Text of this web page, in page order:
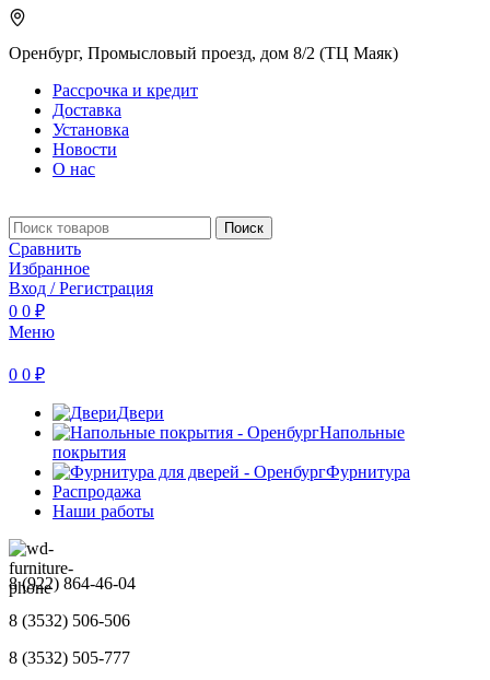
Оренбург, Промысловый проезд, дом 8/2 (ТЦ Маяк)
Рассрочка и кредит
Доставка
Установка
Новости
О нас
Поиск
Сравнить
Избранное
Вход / Регистрация
0 0 ₽
Меню
0 0 ₽
Двери
Напольные
покрытия
Фурнитура
Распродажа
Наши работы
8 (922) 864-46-04
8 (3532) 506-506
8 (3532) 505-777